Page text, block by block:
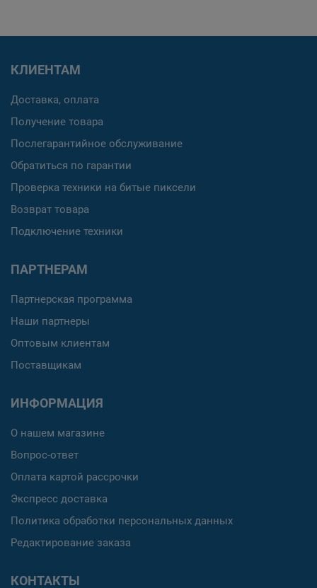
КЛИЕНТАМ
Доставка, оплата
Получение товара
Послегарантийное обслуживание
Обратиться по гарантии
Проверка техники на битые пиксели
Возврат товара
Подключение техники
ПАРТНЕРАМ
Партнерская программа
Наши партнеры
Оптовым клиентам
Поставщикам
ИНФОРМАЦИЯ
О нашем магазине
Вопрос-ответ
Оплата картой рассрочки
Экспресс доставка
Политика обработки персональных данных
Редактирование заказа
КОНТАКТЫ